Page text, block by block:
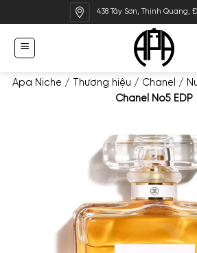
qua
dung
438 Tây Sơn, Thịnh Quang,
Apa Niche / Thương hiệu / Chanel /
Chanel No5 EDP